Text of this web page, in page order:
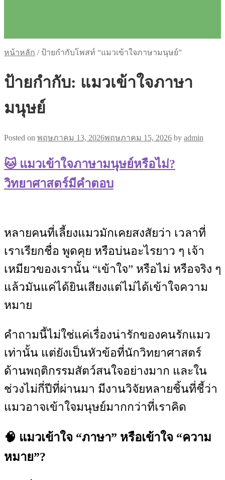
หน้าหลัก / ป้ายกำกับโพสท์ “แมวเข้าใจภาษามนุษย์”
ป้ายกำกับ: แมวเข้าใจภาษา
มนุษย์
Posted on พฤษภาคม 13, 2026พฤษภาคม 15, 2026 by admin
🐱 แมวเข้าใจภาษามนุษย์หรือไม่?
วิทยาศาสตร์มีคำตอบ
หลายคนที่เลี้ยงแมวมักเคยสงสัยว่า เวลาที่
เราเรียกชื่อ พูดคุย หรือบ่นอะไรยาว ๆ เจ้า
เหมียวของเรานั้น “เข้าใจ” หรือไม่ หรือจริง ๆ
แล้วมันแค่ได้ยินเสียงแต่ไม่ได้เข้าใจความ
หมาย
คำถามนี้ไม่ใช่แค่เรื่องน่ารักของคนรักแมว
เท่านั้น แต่ยังเป็นหัวข้อที่นักวิทยาศาสตร์
ด้านพฤติกรรมสัตว์สนใจอย่างมาก และใน
ช่วงไม่กี่ปีที่ผ่านมา มีงานวิจัยหลายชิ้นที่ชี้ว่า
แมวอาจเข้าใจมนุษย์มากกว่าที่เราคิด
🧠 แมวเข้าใจ “ภาษา” หรือเข้าใจ “ความ
หมาย”?